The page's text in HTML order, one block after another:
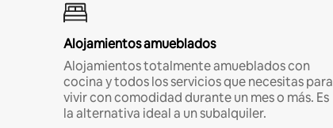
Alojamientos amueblados
Alojamientos totalmente amueblados con
cocina y todos los servicios que necesitas para
vivir con comodidad durante un mes o más. Es
la alternativa ideal a un subalquiler.